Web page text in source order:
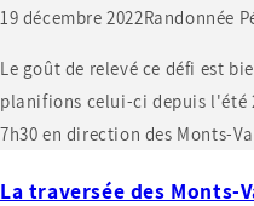
19 décembre 2022Randonnée
Le goût de relevé ce défi est
planifions celui-ci depuis l'été
7h30 en direction des Monts-
La traversée des Monts-